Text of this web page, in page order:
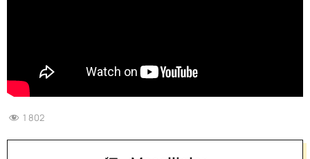
1 802